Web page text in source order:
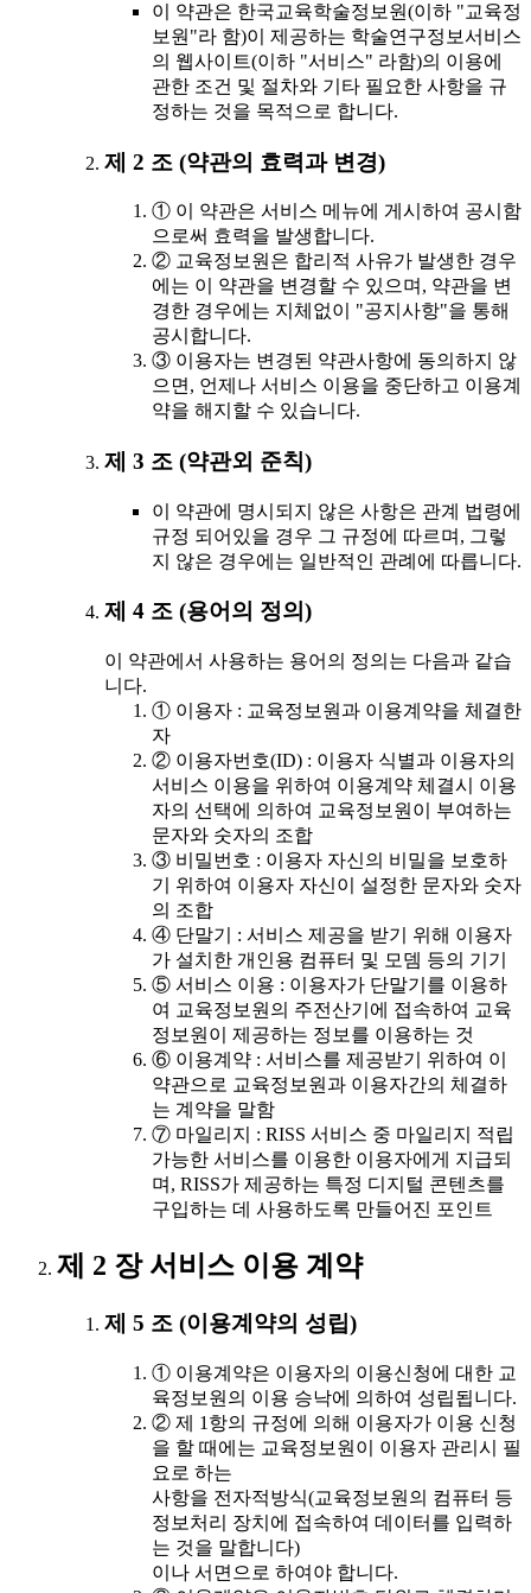
이 약관은 한국교육학술정보원(이하 "교육정
보원"라 함)이 제공하는 학술연구정보서비스
의 웹사이트(이하 "서비스" 라함)의 이용에
관한 조건 및 절차와 기타 필요한 사항을 규
정하는 것을 목적으로 합니다.
제 2 조 (약관의 효력과 변경)
① 이 약관은 서비스 메뉴에 게시하여 공시함
으로써 효력을 발생합니다.
② 교육정보원은 합리적 사유가 발생한 경우
에는 이 약관을 변경할 수 있으며, 약관을 변
경한 경우에는 지체없이 "공지사항"을 통해
공시합니다.
③ 이용자는 변경된 약관사항에 동의하지 않
으면, 언제나 서비스 이용을 중단하고 이용계
약을 해지할 수 있습니다.
제 3 조 (약관외 준칙)
이 약관에 명시되지 않은 사항은 관계 법령에
규정 되어있을 경우 그 규정에 따르며, 그렇
지 않은 경우에는 일반적인 관례에 따릅니다.
제 4 조 (용어의 정의)
이 약관에서 사용하는 용어의 정의는 다음과 같습
니다.
① 이용자 : 교육정보원과 이용계약을 체결한
자
② 이용자번호(ID) : 이용자 식별과 이용자의
서비스 이용을 위하여 이용계약 체결시 이용
자의 선택에 의하여 교육정보원이 부여하는
문자와 숫자의 조합
③ 비밀번호 : 이용자 자신의 비밀을 보호하
기 위하여 이용자 자신이 설정한 문자와 숫자
의 조합
④ 단말기 : 서비스 제공을 받기 위해 이용자
가 설치한 개인용 컴퓨터 및 모뎀 등의 기기
⑤ 서비스 이용 : 이용자가 단말기를 이용하
여 교육정보원의 주전산기에 접속하여 교육
정보원이 제공하는 정보를 이용하는 것
⑥ 이용계약 : 서비스를 제공받기 위하여 이
약관으로 교육정보원과 이용자간의 체결하
는 계약을 말함
⑦ 마일리지 : RISS 서비스 중 마일리지 적립
가능한 서비스를 이용한 이용자에게 지급되
며, RISS가 제공하는 특정 디지털 콘텐츠를
구입하는 데 사용하도록 만들어진 포인트
제 2 장 서비스 이용 계약
제 5 조 (이용계약의 성립)
① 이용계약은 이용자의 이용신청에 대한 교
육정보원의 이용 승낙에 의하여 성립됩니다.
② 제 1항의 규정에 의해 이용자가 이용 신청
을 할 때에는 교육정보원이 이용자 관리시 필
요로 하는
사항을 전자적방식(교육정보원의 컴퓨터 등
정보처리 장치에 접속하여 데이터를 입력하
는 것을 말합니다)
이나 서면으로 하여야 합니다.